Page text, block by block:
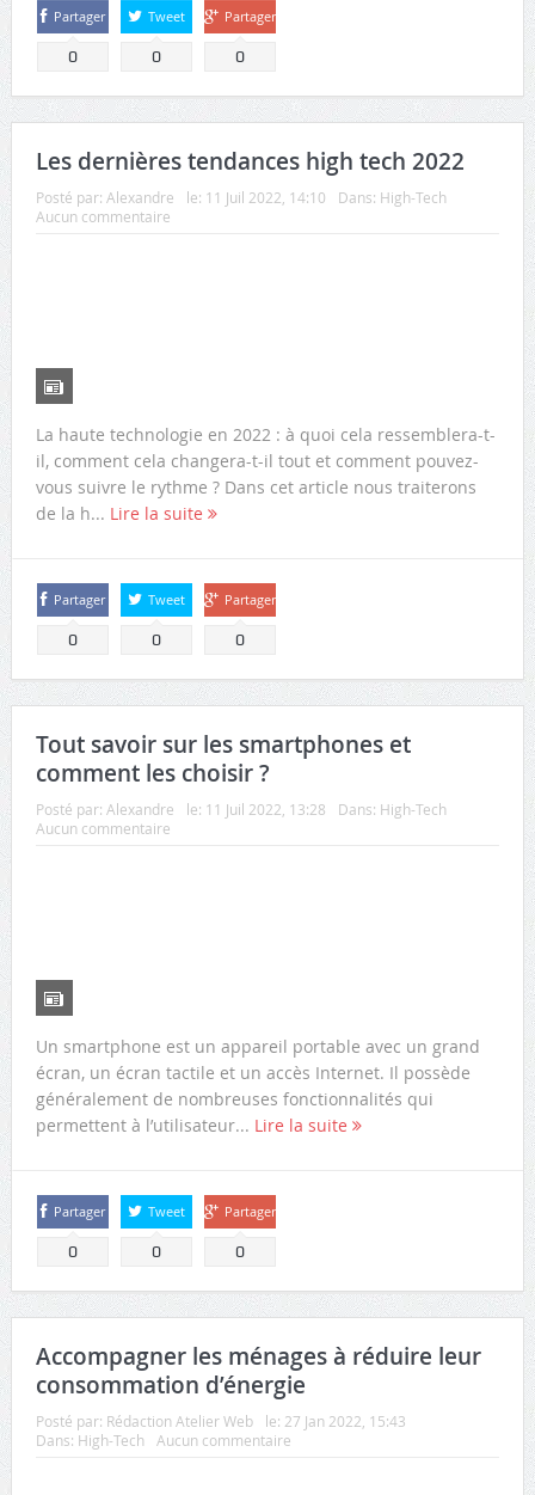
Partager
0
Tweet
0
Partager
0
Les dernières tendances high tech 2022
Posté par: Alexandre le: 11 Juil 2022, 14:10 Dans: High-Tech
Aucun commentaire
La haute technologie en 2022 : à quoi cela ressemblera-t-
il, comment cela changera-t-il tout et comment pouvez-
vous suivre le rythme ? Dans cet article nous traiterons
de la h... Lire la suite
Partager
0
Tweet
0
Partager
0
Tout savoir sur les smartphones et
comment les choisir ?
Posté par: Alexandre le: 11 Juil 2022, 13:28 Dans: High-Tech
Aucun commentaire
Un smartphone est un appareil portable avec un grand
écran, un écran tactile et un accès Internet. Il possède
généralement de nombreuses fonctionnalités qui
permettent à l’utilisateur... Lire la suite
Partager
0
Tweet
0
Partager
0
Accompagner les ménages à réduire leur
consommation d’énergie
Posté par: Rédaction Atelier Web le: 27 Jan 2022, 15:43
Dans: High-Tech Aucun commentaire